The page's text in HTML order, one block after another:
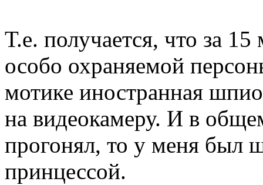
Т.е. получается, что за
особо охраняемой
мотике иностранная
на видеокамеру. И в
прогонял, то у меня был
принцессой.